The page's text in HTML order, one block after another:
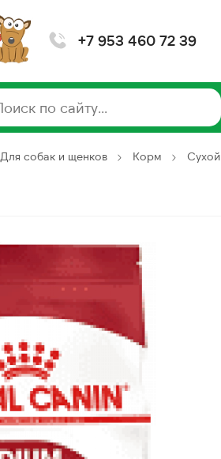
+7 953 460 72 39
Для собак и щенков Корм Сухой